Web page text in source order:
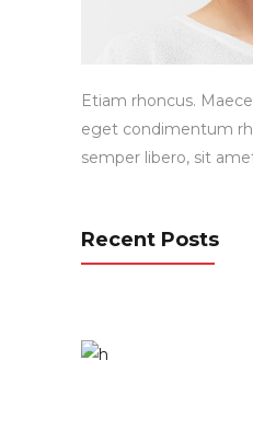
Etiam rhoncus.
eget condimentum
semper libero, sit
Recent Posts